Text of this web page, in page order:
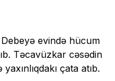
evində hücum
Təcavüzkar cəsədin
çata atıb.